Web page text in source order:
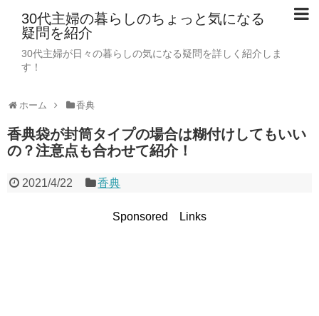
30代主婦の暮らしのちょっと気になる
疑問を紹介
30代主婦が日々の暮らしの気になる疑問を詳しく紹介しま
す！
ホーム 香典
香典袋が封筒タイプの場合は糊付けしてもいい
の？注意点も合わせて紹介！
2021/4/22 香典
Sponsored Links